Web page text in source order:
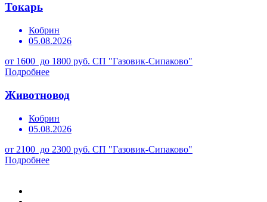
Токарь
Кобрин
05.08.2026
от 1600 до 1800 руб. СП "Газовик-Сипаково"
Подробнее
Животновод
Кобрин
05.08.2026
от 2100 до 2300 руб. СП "Газовик-Сипаково"
Подробнее